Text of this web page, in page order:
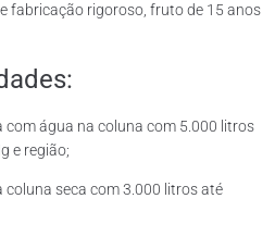
fabricação rigoroso, fruto de 15 anos
com água na coluna com 5.000 litros
e região;
coluna seca com 3.000 litros até